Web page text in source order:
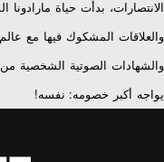
الانتصارات، بدأت حياة مارادونا
والعلاقات المشكوك فيها مع عالم
والشهادات الصوتية الشخصية من
يواجه أكبر خصومه: نفسه!